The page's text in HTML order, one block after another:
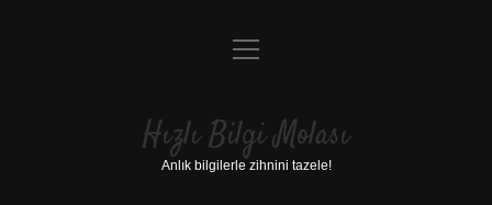
Anasayfa
Yasal Uyarı
menüyü
Hızlı Bilgi Molası
Anlık bilgilerle zihnini tazele!